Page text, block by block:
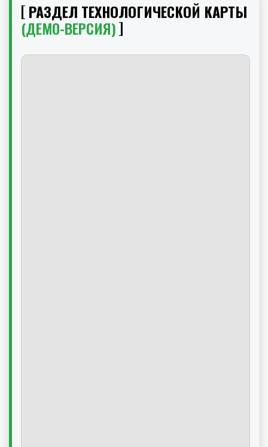
РАЗДЕЛ ТЕХНОЛОГИЧЕСКОЙ КАРТЫ
(ДЕМО-ВЕРСИЯ)